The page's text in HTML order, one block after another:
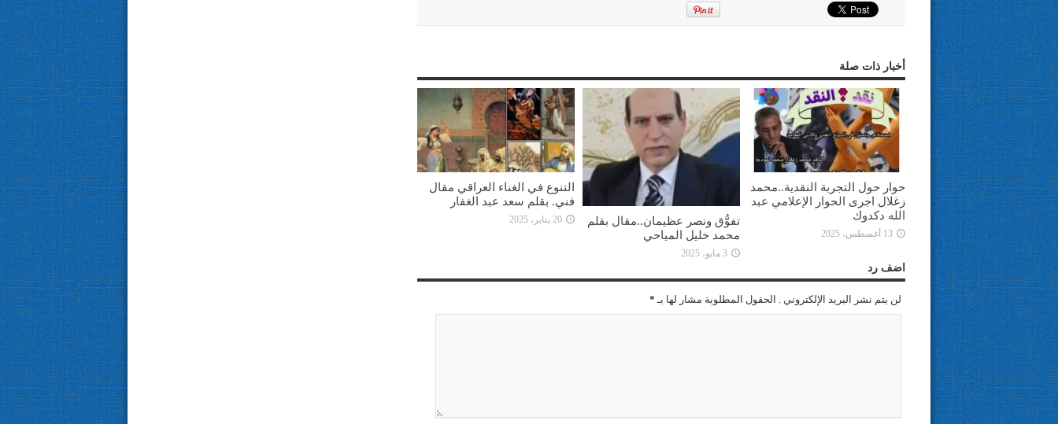
أخبار ذات صلة
حوار حول التجربة النقدية..محمد
زغلال اجرى الحوار الإعلامي عبد
الله دكدوك
13 أغسطس، 2025
تفوُّق ونصر عظيمان..مقال بقلم
محمد خليل المياحي
3 مايو، 2025
التنوع في الغناء العراقي مقال
فني. بقلم سعد عبد الغفار
20 يناير، 2025
اضف رد
لن يتم نشر البريد الإلكتروني . الحقول المطلوبة مشار لها بـ *